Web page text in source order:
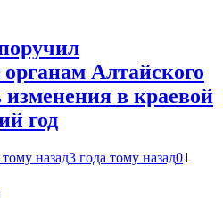
Алтайского
изменения в краевой
год
назад3 года тому назад01